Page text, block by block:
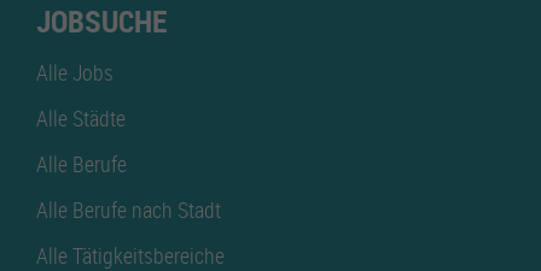
JOBSUCHE
Alle Jobs
Alle Städte
Alle Berufe
Alle Berufe nach Stadt
Alle Tätigkeitsbereiche